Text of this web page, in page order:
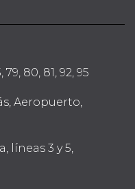
79, 80, 81, 92, 95
Aeropuerto,
líneas 3 y 5,